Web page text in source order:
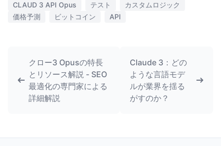
CLAUD 3 API Opus テスト
カスタムロジック
価格予測
ビットコイン API
クロー3 Opusの特長
とリソース解説 - SEO
最適化の専門家による
詳細解説
Claude 3：どの
ような言語モデ
ルが業界を揺る
がすのか？